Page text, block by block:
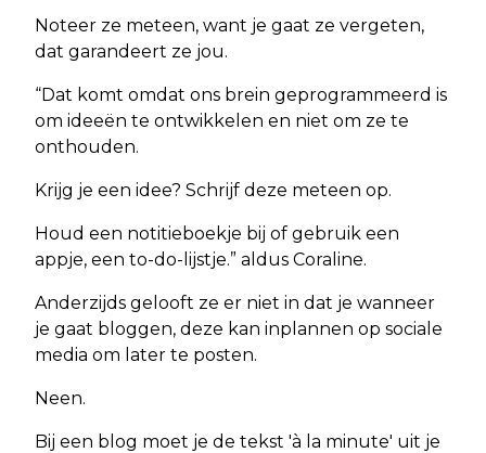
Noteer ze meteen, want je gaat ze vergeten,
dat garandeert ze jou.
“Dat komt omdat ons brein geprogrammeerd is
om ideeën te ontwikkelen en niet om ze te
onthouden.
Krijg je een idee? Schrijf deze meteen op.
Houd een notitieboekje bij of gebruik een
appje, een to-do-lijstje.” aldus Coraline.
Anderzijds gelooft ze er niet in dat je wanneer
je gaat bloggen, deze kan inplannen op sociale
media om later te posten.
Neen.
Bij een blog moet je de tekst 'à la minute' uit je